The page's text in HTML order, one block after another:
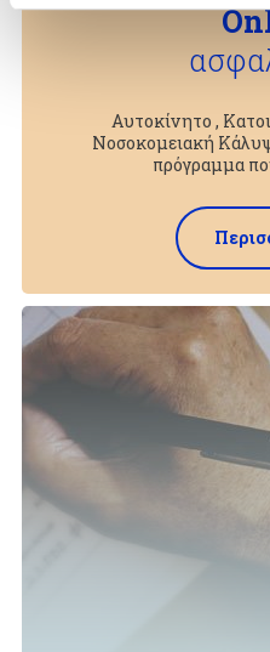
Αυτοκίνητο ,
Νοσοκομειακή
πρόγραμμα